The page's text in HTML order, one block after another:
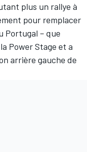
plus un rallye à
pour remplacer
Portugal – que
Power Stage et a
arrière gauche de